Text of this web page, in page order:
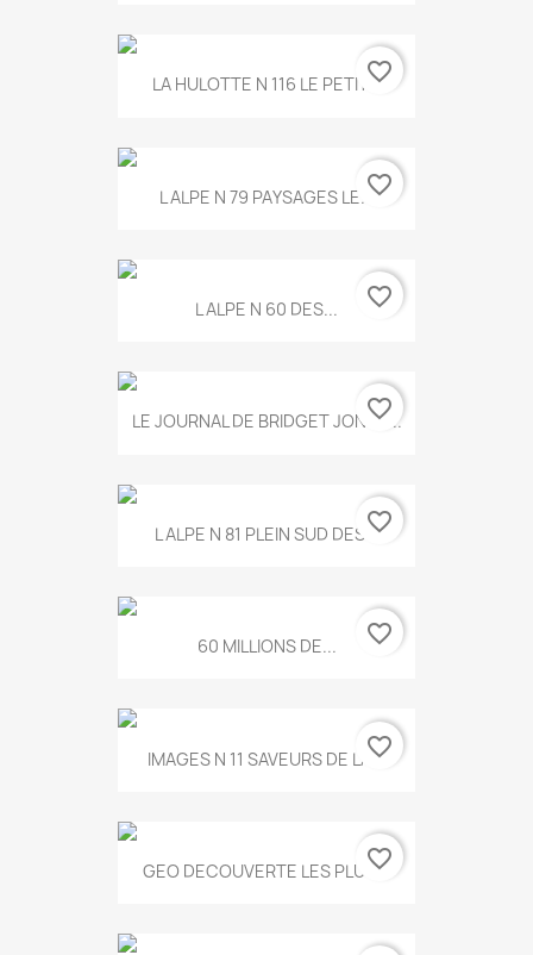
LA HULOTTE N 116 LE PETIT...favorite_border
L ALPE N 79 PAYSAGES LE...favorite_border
L ALPE N 60 DES... favorite_border
LE JOURNAL DE BRIDGET JONES...
favorite_border
L ALPE N 81 PLEIN SUD DES...favorite_border
60 MILLIONS DE... favorite_border
IMAGES N 11 SAVEURS DE LA...
favorite_border
GEO DECOUVERTE LES PLUS...
favorite_border